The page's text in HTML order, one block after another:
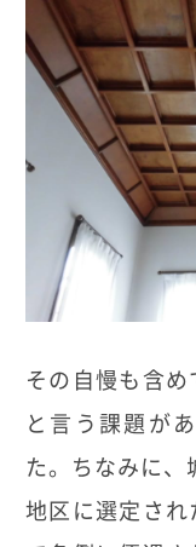
その自慢も含
と言う課題が
た。ちなみに、
地区に選定され